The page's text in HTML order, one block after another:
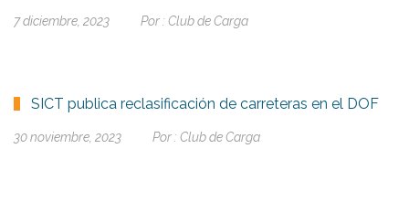
7 diciembre, 2023 Por : Club de Carga
SICT publica reclasificación de carreteras en el DOF
30 noviembre, 2023 Por : Club de Carga